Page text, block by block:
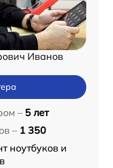
Иванов
– 5 лет
– 1 350
ноутбуков и